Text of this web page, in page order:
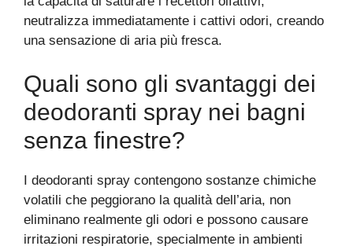
neutralizza immediatamente i cattivi odori, creando
una sensazione di aria più fresca.
Quali sono gli svantaggi dei
deodoranti spray nei bagni
senza finestre?
I deodoranti spray contengono sostanze chimiche
volatili che peggiorano la qualità dell’aria, non
eliminano realmente gli odori e possono causare
irritazioni respiratorie, specialmente in ambienti